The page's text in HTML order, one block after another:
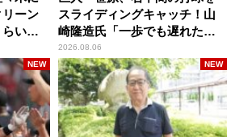
ーン
いま
スライディングキャッチ！山
崎隆造氏「一歩でも遅れた
ら…」
2026.08.06
NEW NEW